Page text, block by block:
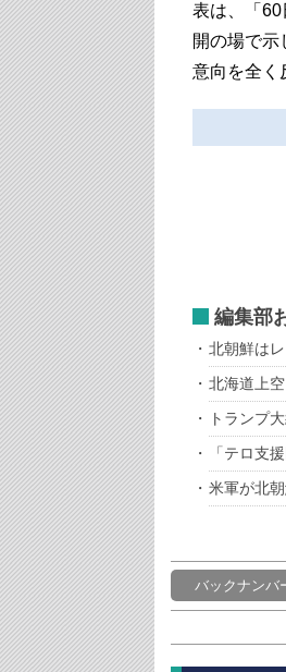
表は、「
開の場で
意向を全く
編集部
北朝鮮は
北海道上
トランプ
「テロ支
米軍が北
バックナンバ